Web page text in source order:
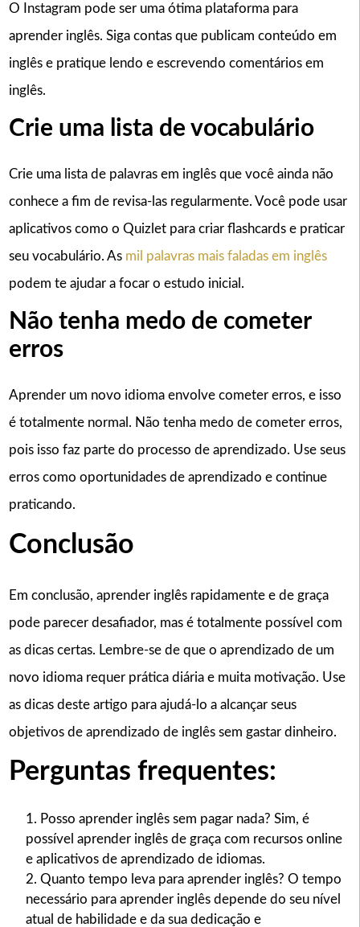
O Instagram pode ser uma ótima plataforma para
aprender inglês. Siga contas que publicam conteúdo em
inglês e pratique lendo e escrevendo comentários em
inglês.
Crie uma lista de vocabulário
Crie uma lista de palavras em inglês que você ainda não
conhece a fim de revisa-las regularmente. Você pode usar
aplicativos como o Quizlet para criar flashcards e praticar
seu vocabulário. As mil palavras mais faladas em inglês
podem te ajudar a focar o estudo inicial.
Não tenha medo de cometer
erros
Aprender um novo idioma envolve cometer erros, e isso
é totalmente normal. Não tenha medo de cometer erros,
pois isso faz parte do processo de aprendizado. Use seus
erros como oportunidades de aprendizado e continue
praticando.
Conclusão
Em conclusão, aprender inglês rapidamente e de graça
pode parecer desafiador, mas é totalmente possível com
as dicas certas. Lembre-se de que o aprendizado de um
novo idioma requer prática diária e muita motivação. Use
as dicas deste artigo para ajudá-lo a alcançar seus
objetivos de aprendizado de inglês sem gastar dinheiro.
Perguntas frequentes:
Posso aprender inglês sem pagar nada? Sim, é
possível aprender inglês de graça com recursos online
e aplicativos de aprendizado de idiomas.
Quanto tempo leva para aprender inglês? O tempo
necessário para aprender inglês depende do seu nível
atual de habilidade e da sua dedicação e